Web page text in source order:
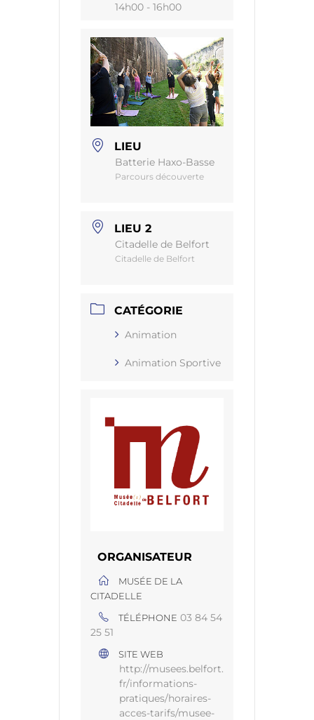
14h00 - 16h00
LIEU
Batterie Haxo-Basse
Parcours découverte
LIEU 2
Citadelle de Belfort
Citadelle de Belfort
CATÉGORIE
Animation
Animation Sportive
ORGANISATEUR
MUSÉE DE LA
CITADELLE
TÉLÉPHONE 03 84 54
25 51
SITE WEB
http://musees.belfort.
fr/informations-
pratiques/horaires-
acces-tarifs/musee-